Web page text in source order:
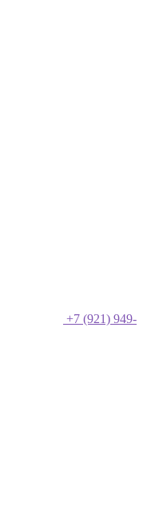
+7 (921) 949-